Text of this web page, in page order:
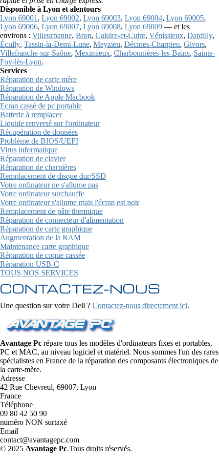
Disponible à Lyon et alentours
Lyon 69001 , Lyon 69002, Lyon 69003, Lyon 69004, Lyon 69005,
Lyon 69006, Lyon 69007, Lyon 69008, Lyon 69009 — et les
environs : Villeurbanne, Bron, Caluire-et-Cuire, Vénissieux, Dardilly,
Écully, Tassin-la-Demi-Lune, Meyzieu, Décines-Charpieu, Givors,
Villefranche-sur-Saône, Meximieux, Charbonnières-les-Bains, Sainte-
Foy-lès-Lyon.
Services
Réparation de carte mère
Réparation de Windows
Réparation de Apple Macbook
Ecran cassé de pc portable
Batterie à remplacer
Liquide renversé sur l'ordinateur
Récupération de données
Problème de BIOS/UEFI
Virus informatique
Réparation de clavier
Réparation de charnières
Remplacement de disque dur/SSD
Votre ordinateur ne s'allume pas
Votre ordinateur surchauffe
Votre ordinateur s'allume mais l'écran est noir
Remplacement de pâte thermique
Réparation de connecteur d'alimentation
Réparation de carte graphique
Augmentation de la RAM
Maintenance carte graphique
Réparation de coque cassée
Réparation USB-C
TOUS NOS SERVICES
CONTACTEZ-NOUS
Une question sur votre Dell ? Contactez-nous directement ici.
Avantage Pc répare tous les modèles d'ordinateurs fixes et portables,
PC et MAC, au niveau logiciel et matériel. Nous sommes l'un des rares
spécialistes en France de la réparation des composants électroniques de
la carte-mère.
Adresse
42 Rue Chevreul, 69007, Lyon
France
Téléphone
09 80 42 50 90
numéro NON surtaxé
Email
contact@avantagepc.com
© 2025 Avantage Pc.Tous droits réservés.